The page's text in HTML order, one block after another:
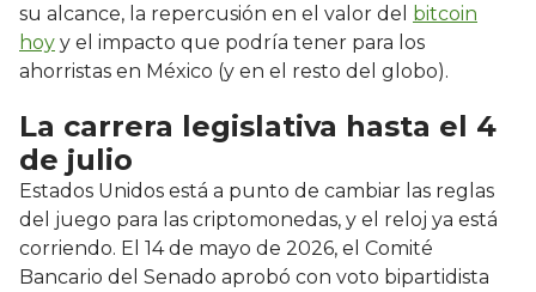
su alcance, la repercusión en el valor del bitcoin
hoy y el impacto que podría tener para los
ahorristas en México (y en el resto del globo).
La carrera legislativa hasta el 4
de julio
Estados Unidos está a punto de cambiar las reglas
del juego para las criptomonedas, y el reloj ya está
corriendo. El 14 de mayo de 2026, el Comité
Bancario del Senado aprobó con voto bipartidista